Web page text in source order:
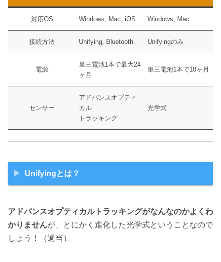
対応OS Windows, Mac, iOS Windows, Mac
接続方法 Unifying, Bluetooth Unifyingのみ
電源
単三電池1本で最大24
ヶ月
単三電池1本で18ヶ月
センサー
アドバンスオプティ
カル
トラッキング
光学式
Unifyingとは？
アドバンスオプティカルトラッキングがなんなのかよくわ
かりませんが、とにかく進化した光学式ということなので
しょう！（適当）